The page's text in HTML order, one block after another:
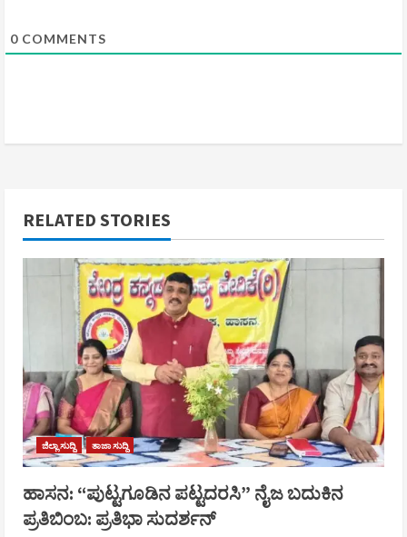
0 COMMENTS
RELATED STORIES
ಜಿಲ್ಲಾ ಸುದ್ದಿ ತಾಜಾ ಸುದ್ದಿ
ಹಾಸನ: “ಪುಟ್ಟಗೂಡಿನ ಪಟ್ಟದರಸಿ” ನೈಜ ಬದುಕಿನ
ಪ್ರತಿಬಿಂಬ: ಪ್ರತಿಭಾ ಸುದರ್ಶನ್